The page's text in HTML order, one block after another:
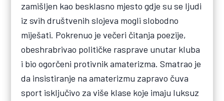
zamišljen kao besklasno mjesto gdje su se ljudi
iz svih društvenih slojeva mogli slobodno
miješati. Pokrenuo je večeri čitanja poezije,
obeshrabrivao političke rasprave unutar kluba
i bio ogorčeni protivnik amaterizma. Smatrao je
da insistiranje na amaterizmu zapravo čuva
sport isključivo za više klase koje imaju luksuz